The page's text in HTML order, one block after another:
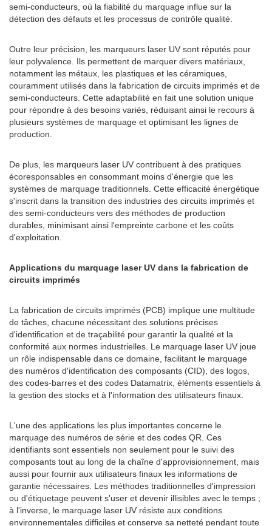
semi-conducteurs, où la fiabilité du marquage influe sur la
détection des défauts et les processus de contrôle qualité.
Outre leur précision, les marqueurs laser UV sont réputés pour
leur polyvalence. Ils permettent de marquer divers matériaux,
notamment les métaux, les plastiques et les céramiques,
couramment utilisés dans la fabrication de circuits imprimés et de
semi-conducteurs. Cette adaptabilité en fait une solution unique
pour répondre à des besoins variés, réduisant ainsi le recours à
plusieurs systèmes de marquage et optimisant les lignes de
production.
De plus, les marqueurs laser UV contribuent à des pratiques
écoresponsables en consommant moins d'énergie que les
systèmes de marquage traditionnels. Cette efficacité énergétique
s'inscrit dans la transition des industries des circuits imprimés et
des semi-conducteurs vers des méthodes de production
durables, minimisant ainsi l'empreinte carbone et les coûts
d'exploitation.
Applications du marquage laser UV dans la fabrication de
circuits imprimés
La fabrication de circuits imprimés (PCB) implique une multitude
de tâches, chacune nécessitant des solutions précises
d'identification et de traçabilité pour garantir la qualité et la
conformité aux normes industrielles. Le marquage laser UV joue
un rôle indispensable dans ce domaine, facilitant le marquage
des numéros d'identification des composants (CID), des logos,
des codes-barres et des codes Datamatrix, éléments essentiels à
la gestion des stocks et à l'information des utilisateurs finaux.
L'une des applications les plus importantes concerne le
marquage des numéros de série et des codes QR. Ces
identifiants sont essentiels non seulement pour le suivi des
composants tout au long de la chaîne d'approvisionnement, mais
aussi pour fournir aux utilisateurs finaux les informations de
garantie nécessaires. Les méthodes traditionnelles d'impression
ou d'étiquetage peuvent s'user et devenir illisibles avec le temps ;
à l'inverse, le marquage laser UV résiste aux conditions
environnementales difficiles et conserve sa netteté pendant toute